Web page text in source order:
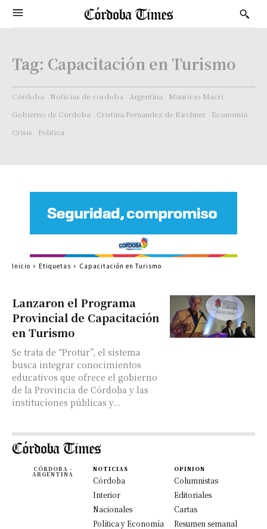
Tag: Capacitación en Turismo
Córdoba Noticias de cordoba Argentina
Mauricio Macri
Gobierno de Córdoba
Cristina Fernandez de Kirchner
Economía
Crisis
Politica
Lanzaron el Programa
Provincial de Capacitación
en Turismo
Se trata de “Protur”, el sistema
busca integrar conocimientos
educativos que ofrece el gobierno
de la Provincia de Córdoba y las
instituciones públicas y...
Inicio Etiquetas Capacitación en Turismo
CÓRDOBA -
ARGENTINA
NOTICIAS
Córdoba
Interior
Nacionales
Política y Economía
OPINION
Columnistas
Editoriales
Cartas
Resumen semanal